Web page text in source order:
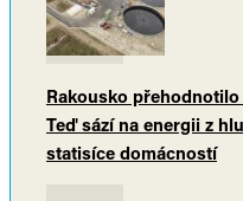
Rakousko
Teď sází na energii z
statisíce domácností